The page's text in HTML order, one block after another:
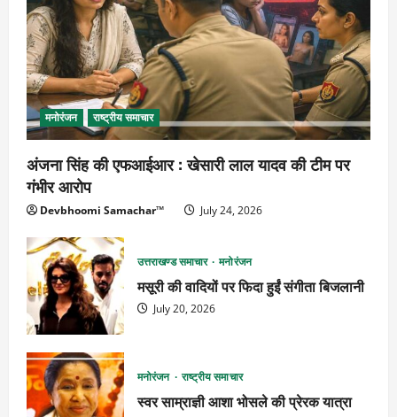
मनोरंजन राष्ट्रीय समाचार
अंजना सिंह की एफआईआर : खेसारी लाल यादव की टीम पर
गंभीर आरोप
Devbhoomi Samachar™ July 24, 2026
उत्तराखण्ड समाचार मनोरंजन
मसूरी की वादियों पर फिदा हुईं संगीता बिजलानी
July 20, 2026
मनोरंजन राष्ट्रीय समाचार
स्वर साम्राज्ञी आशा भोसले की प्रेरक यात्रा